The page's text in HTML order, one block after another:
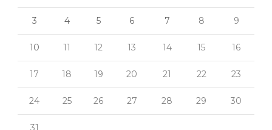
3 4 5 6 7 8 9
10 11 12 13 14 15 16
17 18 19 20 21 22 23
24 25 26 27 28 29 30
31